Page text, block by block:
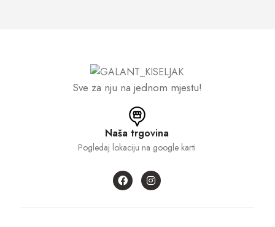
Sve za nju na jednom mjestu!
Naša trgovina
Pogledaj lokaciju na google karti